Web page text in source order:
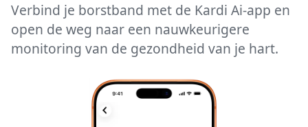
Verbind je borstband met de Kardi Ai-app en
open de weg naar een nauwkeurigere
monitoring van de gezondheid van je hart.